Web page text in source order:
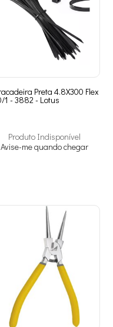
Preta 4.8X300 Flex
1 - 3882 - Lotus
Produto Indisponível
Avise-me quando chegar